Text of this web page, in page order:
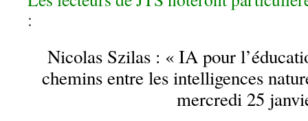
:
Nicolas Szilas : « IA pour
chemins entre les intelligences
mercredi 25